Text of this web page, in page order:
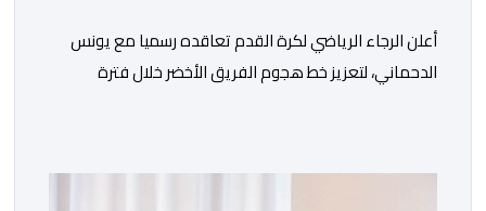
أعلن الرجاء الرياضي لكرة القدم تعاقده رسميا مع يونس
الدحماني، لتعزيز خط هجوم الفريق الأخضر خلال فترة
الطاقم التقني للرجاء لتقديم الإضافة المرجوة في